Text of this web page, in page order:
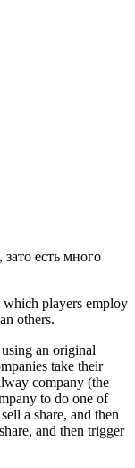
есть много
which players employ
others.
an original
take their
company (the
to do one of
a share, and then
and then trigger